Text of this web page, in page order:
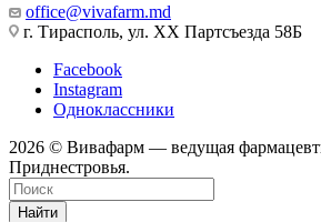
office@vivafarm.md
г. Тирасполь, ул. ХХ Партсъезда 58Б
Facebook
Instagram
Одноклассники
2026 © Вивафарм — ведущая
Приднестровья.
Найти